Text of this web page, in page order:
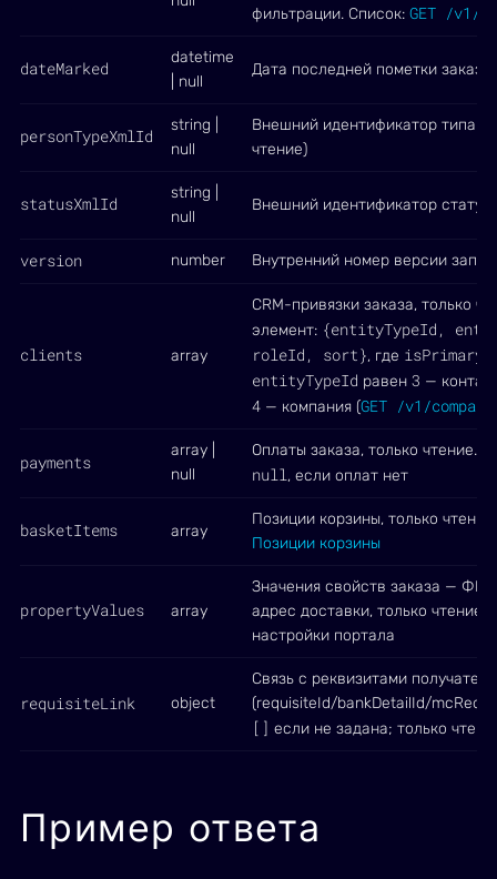
фильтрации. Список: GET /v1/
dateMarked
datetime
| null
Дата последней пометки заказа
personTypeXmlId
string |
null
Внешний идентификатор типа
чтение)
statusXmlId
string |
null
Внешний идентификатор
version number Внутренний номер версии
clients array
CRM-привязки заказа, только
элемент: {entityTypeId,
roleId, sort}, где isPrimary
entityTypeId равен 3 —
4 — компания (GET /v1/
payments
array |
null
Оплаты заказа, только чтение.
null, если оплат нет
basketItems array
Позиции корзины, только
Позиции корзины
propertyValues array
Значения свойств заказа —
адрес доставки, только чтение.
настройки портала
requisiteLink object
Связь с реквизитами получателя
(requisiteId/bankDetailId/
[] если не задана; только
Пример ответа